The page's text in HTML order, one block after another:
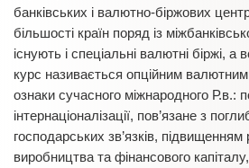
банківських і валютно-біржових
більшості країн поряд із
існують і спеціальні валютні біржі,
курс називається опційним
ознаки сучасного міжнародного Р.в.:
інтернаціоналізації, пов’язане з
господарських зв’язків, підвищенням
виробництва та фінансового